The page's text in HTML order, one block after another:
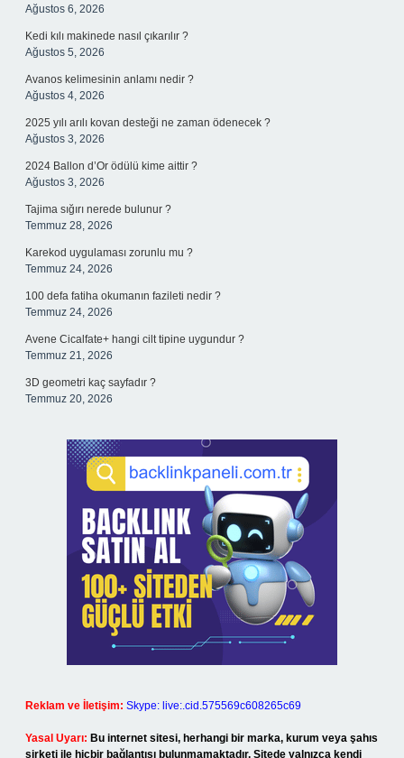
Ağustos 6, 2026
Kedi kılı makinede nasıl çıkarılır ?
Ağustos 5, 2026
Avanos kelimesinin anlamı nedir ?
Ağustos 4, 2026
2025 yılı arılı kovan desteği ne zaman ödenecek ?
Ağustos 3, 2026
2024 Ballon d’Or ödülü kime aittir ?
Ağustos 3, 2026
Tajima sığırı nerede bulunur ?
Temmuz 28, 2026
Karekod uygulaması zorunlu mu ?
Temmuz 24, 2026
100 defa fatiha okumanın fazileti nedir ?
Temmuz 24, 2026
Avene Cicalfate+ hangi cilt tipine uygundur ?
Temmuz 21, 2026
3D geometri kaç sayfadır ?
Temmuz 20, 2026
Reklam ve İletişim: Skype: live:.cid.575569c608265c69
Yasal Uyarı: Bu internet sitesi, herhangi bir marka, kurum veya şahıs
şirketi ile hiçbir bağlantısı bulunmamaktadır. Sitede yalnızca kendi